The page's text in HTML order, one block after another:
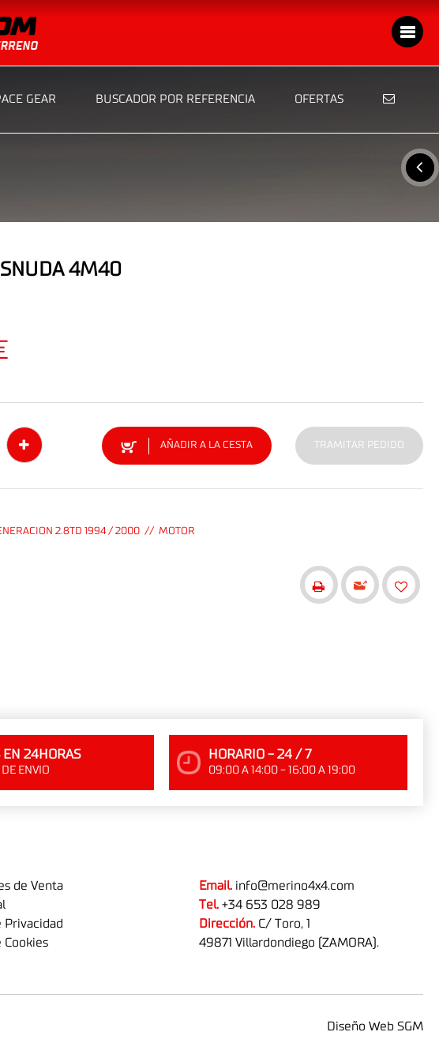
GEAR BUSCADOR POR REFERENCIA OFERTAS
4M40
AÑADIR A LA CESTA TRAMITAR PEDIDO
2.8TD 1994 / 2000 // MOTOR
EN 24HORAS
ENVIO
HORARIO - 24 / 7
09:00 A 14:00 - 16:00 A 19:00
de Venta
Privacidad
Cookies
Email. info@merino4x4.com
Tel. +34 653 028 989
Dirección. C/ Toro, 1
49871 Villardondiego (ZAMORA).
Diseño Web SGM